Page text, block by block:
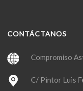
CONTÁCTANOS
Compromiso
C/ Pintor Luis